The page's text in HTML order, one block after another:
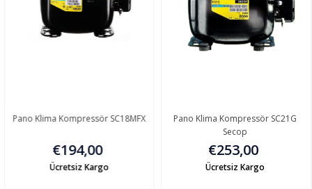
Pano Klima Kompressör SC18MFX
€194,00
Ücretsiz Kargo
Pano Klima Kompressör SC21G
Secop
€253,00
Ücretsiz Kargo